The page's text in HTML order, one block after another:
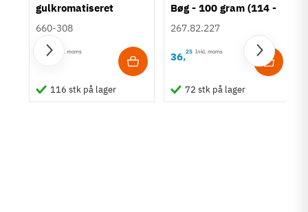
gulkromatiseret
660-308
00 Inkl. moms
116 stk på lager
Bøg - 100 gram (114 -
60 stk.)
267.82.227
36,25 Inkl. moms
72 stk på lager